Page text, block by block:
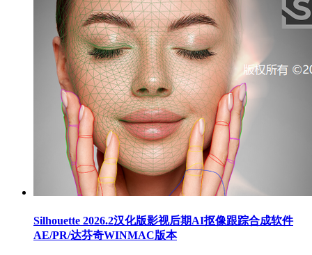
Silhouette 2026.2汉化版影视后期AI抠像跟踪合成软件
AE/PR/达芬奇WINMAC版本